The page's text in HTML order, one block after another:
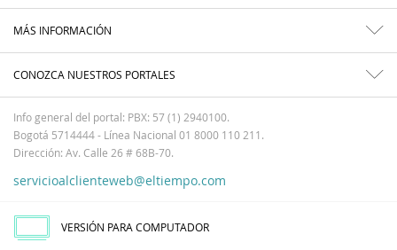
MÁS INFORMACIÓN
CONOZCA NUESTROS PORTALES
Info general del portal: PBX: 57 (1) 2940100.
Bogotá 5714444 - Línea Nacional 01 8000 110 211.
Dirección: Av. Calle 26 # 68B-70.
servicioalclienteweb@eltiempo.com
VERSIÓN PARA COMPUTADOR